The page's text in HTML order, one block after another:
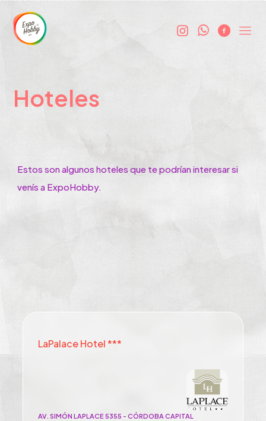
Hoteles
Estos son algunos hoteles que te podrían interesar si
venís a ExpoHobby.
LaPalace Hotel ***
AV. SIMÓN LAPLACE 5355 - CÓRDOBA CAPITAL